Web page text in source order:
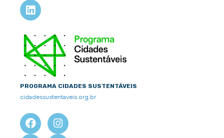
L
i
k
e
d
n
PROGRAMA CIDADES SUSTENTÁVEIS
cidadessustentaveis.org.br
F
a
I
n
X
-
Y
o